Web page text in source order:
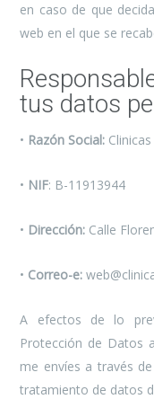
en caso de que
web en el que se
tus datos
• Razón Social:
• NIF: B-11913944
• Dirección: Calle
• Correo-e:
A efectos de lo
Protección de Datos
me envíes a través
tratamiento de datos